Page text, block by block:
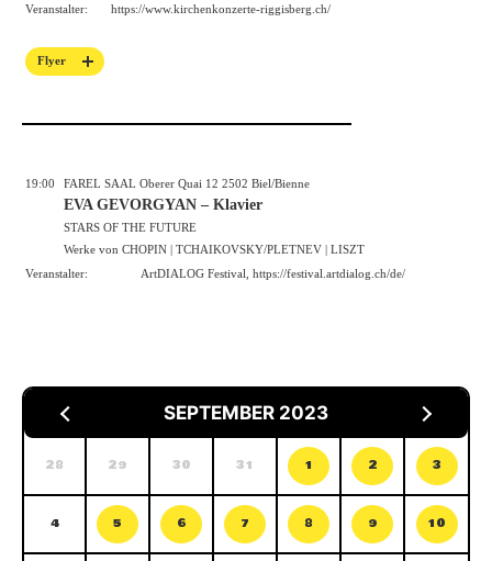
Veranstalter:
https://www.kirchenkonzerte-riggisberg.ch/
Flyer
19:00 FAREL SAAL Oberer Quai 12 2502 Biel/Bienne
EVA GEVORGYAN – Klavier
STARS OF THE FUTURE
Werke von CHOPIN | TCHAIKOVSKY/PLETNEV | LISZT
Veranstalter:
ArtDIALOG Festival, https://festival.artdialog.ch/de/
SEPTEMBER 2023
28 29 30 31 1 2 3
4 5 6 7 8 9 10